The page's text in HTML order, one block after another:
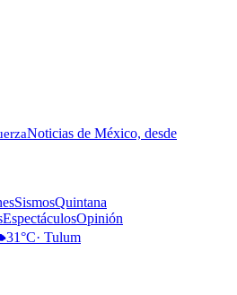
Noticias de México, desde
SismosQuintana
EspectáculosOpinión
31°C· Tulum